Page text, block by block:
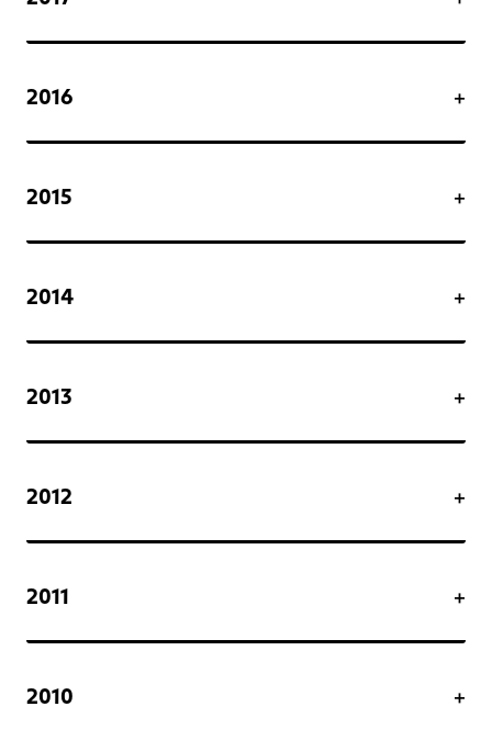
2016
2015
2014
2013
2012
2011
2010